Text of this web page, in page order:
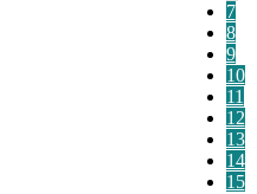
7
8
9
10
11
12
13
14
15